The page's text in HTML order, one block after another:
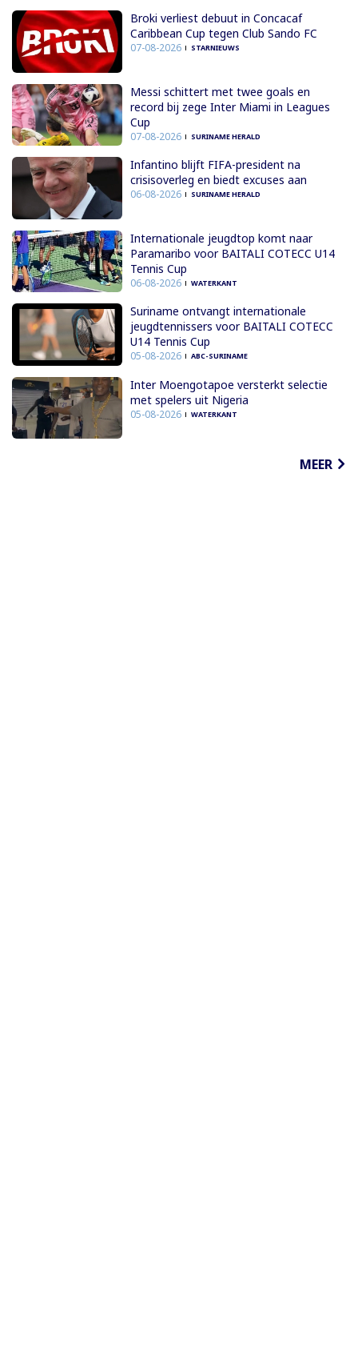
Broki verliest debuut in Concacaf
Caribbean Cup tegen Club Sando FC
07-08-2026 STARNIEUWS
Messi schittert met twee goals en
record bij zege Inter Miami in Leagues
Cup
07-08-2026 SURINAME HERALD
Infantino blijft FIFA-president na
crisisoverleg en biedt excuses aan
06-08-2026 SURINAME HERALD
Internationale jeugdtop komt naar
Paramaribo voor BAITALI COTECC U14
Tennis Cup
06-08-2026 WATERKANT
Suriname ontvangt internationale
jeugdtennissers voor BAITALI COTECC
U14 Tennis Cup
05-08-2026 ABC-SURINAME
Inter Moengotapoe versterkt selectie
met spelers uit Nigeria
05-08-2026 WATERKANT
MEER